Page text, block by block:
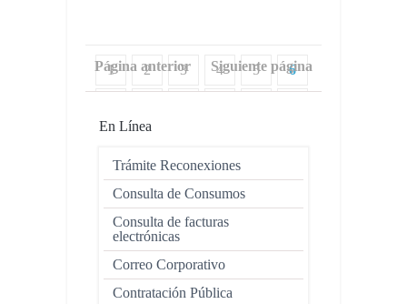
Página anterior
1 2 3 4 5 6
Siguiente página
En Línea
Trámite Reconexiones
Consulta de Consumos
Consulta de facturas
electrónicas
Correo Corporativo
Contratación Pública